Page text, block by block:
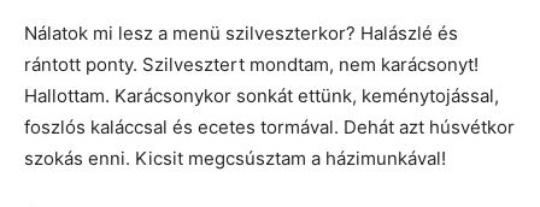
Nálatok mi lesz a menü szilveszterkor? Halászlé és
rántott ponty. Szilvesztert mondtam, nem karácsonyt!
Hallottam. Karácsonykor sonkát ettünk, keménytojással,
foszlós kaláccsal és ecetes tormával. Dehát azt húsvétkor
szokás enni. Kicsit megcsúsztam a házimunkával!